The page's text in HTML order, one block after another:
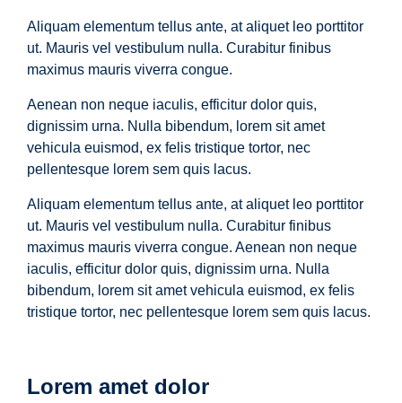
Aliquam elementum tellus ante, at aliquet leo porttitor
ut. Mauris vel vestibulum nulla. Curabitur finibus
maximus mauris viverra congue.
Aenean non neque iaculis, efficitur dolor quis,
dignissim urna. Nulla bibendum, lorem sit amet
vehicula euismod, ex felis tristique tortor, nec
pellentesque lorem sem quis lacus.
Aliquam elementum tellus ante, at aliquet leo porttitor
ut. Mauris vel vestibulum nulla. Curabitur finibus
maximus mauris viverra congue. Aenean non neque
iaculis, efficitur dolor quis, dignissim urna. Nulla
bibendum, lorem sit amet vehicula euismod, ex felis
tristique tortor, nec pellentesque lorem sem quis lacus.
Lorem amet dolor